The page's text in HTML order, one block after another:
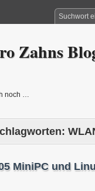
Zahns
noch …
MiniPC und